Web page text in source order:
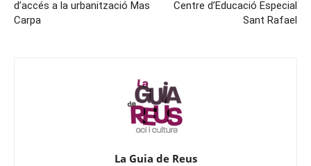
d’accés a la urbanització Mas
Carpa
Centre d’Educació Especial
Sant Rafael
La Guia de Reus